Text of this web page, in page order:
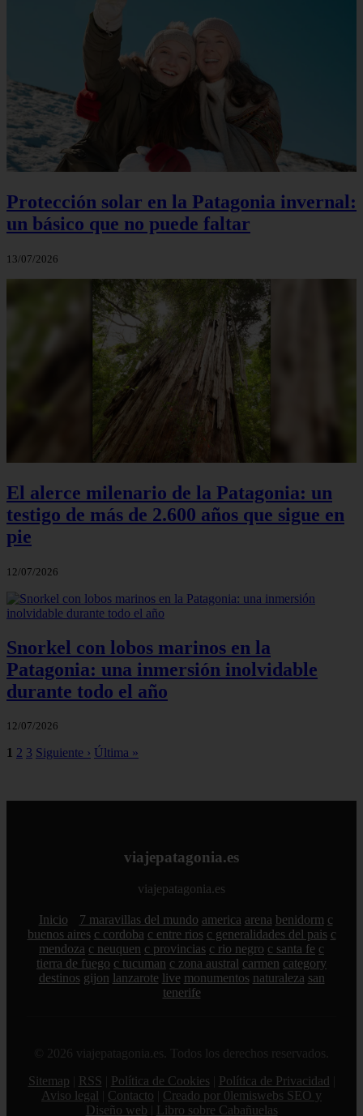
Protección solar en la Patagonia invernal:
un básico que no puede faltar
13/07/2026
El alerce milenario de la Patagonia: un
testigo de más de 2.600 años que sigue en
pie
12/07/2026
Snorkel con lobos marinos en la
Patagonia: una inmersión inolvidable
durante todo el año
12/07/2026
1 2 3 Siguiente › Última »
viajepatagonia.es
viajepatagonia.es
Inicio 7 maravillas del mundo america arena benidorm c
buenos aires c cordoba c entre rios c generalidades del pais c
mendoza c neuquen c provincias c rio negro c santa fe c
tierra de fuego c tucuman c zona austral carmen category
destinos gijon lanzarote live monumentos naturaleza san
tenerife
© 2026 viajepatagonia.es. Todos los derechos reservados.
Sitemap
RSS Política de Cookies Política de Privacidad
Aviso legal
Contacto
Creado por 0lemiswebs SEO y
Diseño web
Libro sobre Cabañuelas